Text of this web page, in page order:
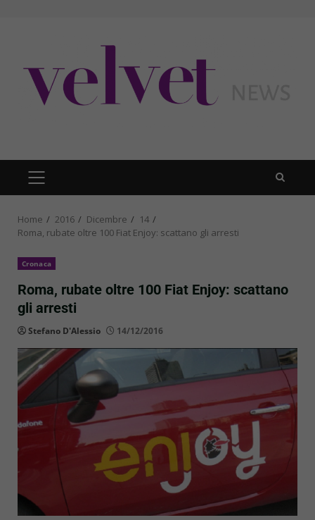
PRIMARY
MENU
Home 2016 Dicembre
14
Roma, rubate oltre 100 Fiat Enjoy: scattano gli arresti
Cronaca
Roma, rubate oltre 100 Fiat Enjoy: scattano
gli arresti
Stefano D'Alessio 14/12/2016